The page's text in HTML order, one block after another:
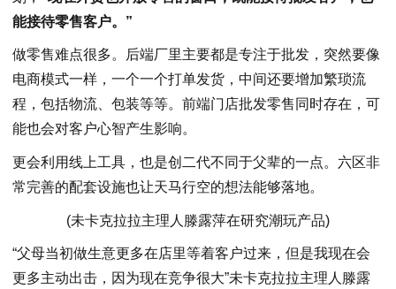
能接待零售客户。”
做零售难点很多。后端厂里主要都是专注于批发，突然要像
电商模式一样，一个一个打单发货，中间还要增加繁琐流
程，包括物流、包装等等。前端门店批发零售同时存在，可
能也会对客户心智产生影响。
更会利用线上工具，也是创二代不同于父辈的一点。六区非
常完善的配套设施也让天马行空的想法能够落地。
(未卡克拉拉主理人滕露萍在研究潮玩产品)
“父母当初做生意更多在店里等着客户过来，但是我现在会
更多主动出击，因为现在竞争很大”未卡克拉拉主理人滕露